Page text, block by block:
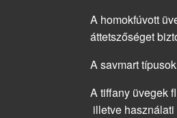
A homokfúvott
áttetszőséget
A savmart
A tiffany üvegek
illetve